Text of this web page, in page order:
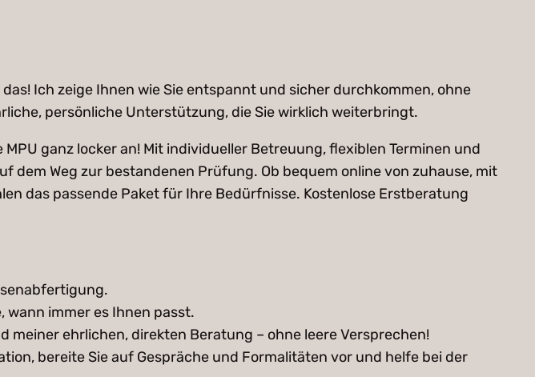
Ich zeige Ihnen wie Sie entspannt und sicher durchkommen, ohne
persönliche Unterstützung, die Sie wirklich weiterbringt.
ganz locker an! Mit individueller Betreuung, flexiblen Terminen und
dem Weg zur bestandenen Prüfung. Ob bequem online von zuhause, mit
das passende Paket für Ihre Bedürfnisse. Kostenlose Erstberatung
wann immer es Ihnen passt.
meiner ehrlichen, direkten Beratung – ohne leere Versprechen!
bereite Sie auf Gespräche und Formalitäten vor und helfe bei der